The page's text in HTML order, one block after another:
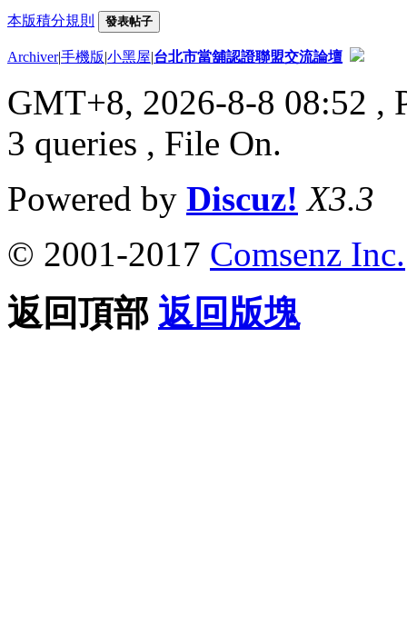
本版積分規則 發表帖子
Archiver|手機版|小黑屋|台北市當舖認證聯盟交流論壇
GMT+8, 2026-8-8 08:52 ,
3 queries , File On.
Powered by Discuz! X3.3
© 2001-2017 Comsenz Inc.
返回頂部 返回版塊